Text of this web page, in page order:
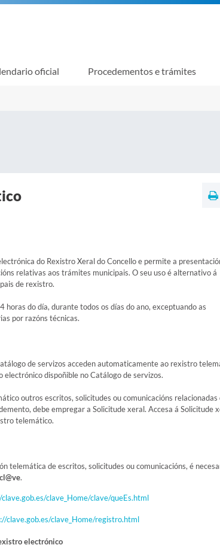
oficial Procedementos e trámites
do Rexistro Xeral do Concello e permite a
relativas aos trámites municipais. O seu uso é alternativo á
de rexistro.
horas do día, durante todos os días do ano, exceptuando as
por razóns técnicas.
de servizos acceden automaticamente ao rexistro
dispoñible no Catálogo de servizos.
outros escritos, solicitudes ou comunicacións relacionadas
debe empregar a Solicitude xeral. Accesa á Solicitude
telemático.
telemática de escritos, solicitudes ou comunicacións, é
.
clave_Home/clave/queEs.html
clave.gob.es/clave_Home/registro.html
electrónico